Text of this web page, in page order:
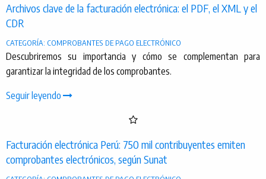
Archivos clave de la facturación electrónica: el PDF, el XML y el
CDR
CATEGORÍA: COMPROBANTES DE PAGO ELECTRÓNICO
Descubriremos su importancia y cómo se complementan para
garantizar la integridad de los comprobantes.
Seguir leyendo
Facturación electrónica Perú: 750 mil contribuyentes emiten
comprobantes electrónicos, según Sunat